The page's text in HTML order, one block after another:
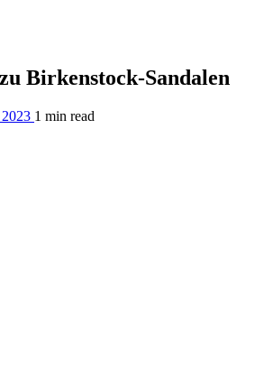
Birkenstock-Sandalen
1 min read